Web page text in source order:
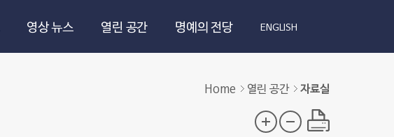
영상 뉴스 열린 공간 명예의 전당 ENGLISH
Home 열린 공간 자료실